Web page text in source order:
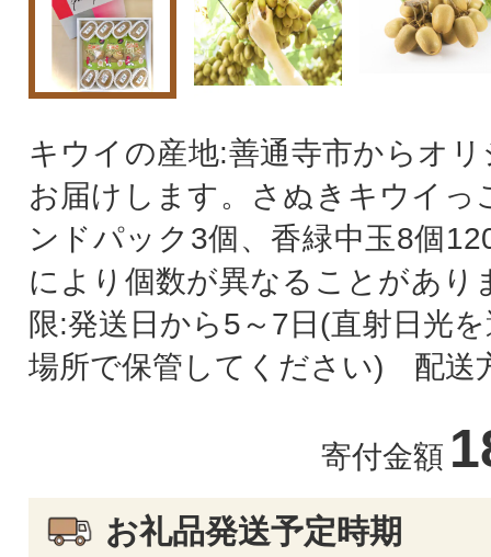
キウイの産地:善通寺市からオ
お届けします。さぬきキウイっ
ンドパック3個、香緑中玉8個
により個数が異なることがあ
限:発送日から5～7日(直射日光
場所で保管してください) 配送
寄付金額
お礼品発送予定時期